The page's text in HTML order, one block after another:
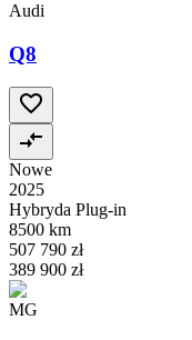
Audi
Q8
Nowe
2025
Hybryda Plug-in
8500 km
507 790 zł
389 900 zł
MG